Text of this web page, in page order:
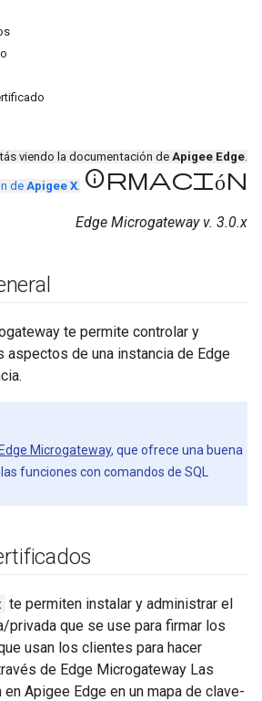
viendo la documentación de Apigee Edge.
de Apigee X. información
Edge Microgateway v. 3.0.x
te permite controlar y
de una instancia de Edge
Microgateway, que ofrece una buena
funciones con comandos de SQL
te permiten instalar y administrar el
privada que se use para firmar los
usan los clientes para hacer
de Edge Microgateway Las
Apigee Edge en un mapa de clave-